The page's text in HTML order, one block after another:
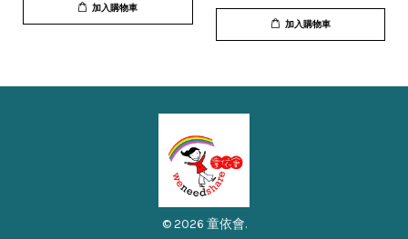
加入購物車
加入購物車
© 2026 童依會.